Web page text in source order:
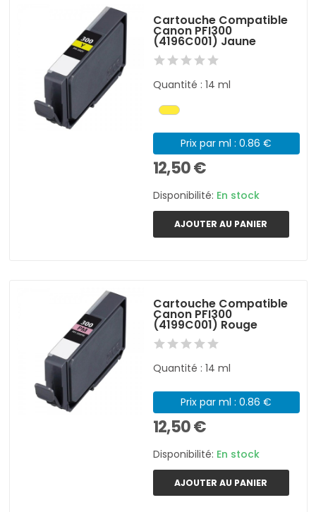
Cartouche Compatible
Canon PFI300
(4196C001) Jaune
Quantité : 14 ml
Prix par ml : 0.86 €
12,50 €
Disponibilité: En stock
AJOUTER AU PANIER
Cartouche Compatible
Canon PFI300
(4199C001) Rouge
Quantité : 14 ml
Prix par ml : 0.86 €
12,50 €
Disponibilité: En stock
AJOUTER AU PANIER